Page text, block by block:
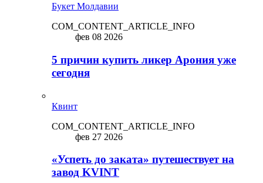
Букет Молдавии
COM_CONTENT_ARTICLE_INFO
фев 08 2026
5 причин купить ликep Арония уже
сегодня
Квинт
COM_CONTENT_ARTICLE_INFO
фев 27 2026
«Успеть до заката» путешествует на
завод KVINT